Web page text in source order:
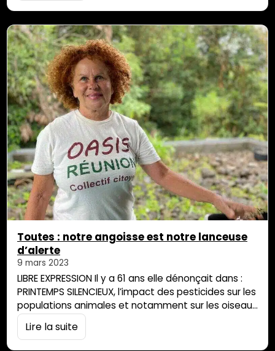
cadre de l’horaire normal […]
Toutes : notre angoisse est notre lanceuse
d’alerte
9 mars 2023
LIBRE EXPRESSION Il y a 61 ans elle dénonçait dans :
PRINTEMPS SILENCIEUX, l’impact des pesticides sur les
populations animales et notamment sur les oiseaux
qui disparaissaient au fur et à mesure. Elle, c’est
Rachel CARSON, américaine biologiste marine et
Lire la suite